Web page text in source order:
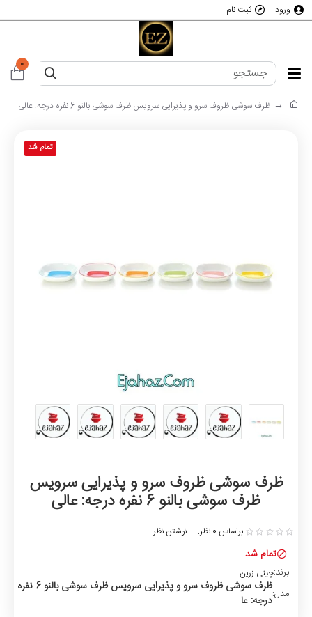
ورود ثبت نام
0
ظرف سوشی ظروف سرو و پذیرایی سرویس ظرف سوشی بالنو 6 نفره درجه: عالی
تمام شد
ظرف سوشی ظروف سرو و پذیرایی سرویس
ظرف سوشی بالنو 6 نفره درجه: عالی
تمام شد
برند:چینی زرین
مدل:
ظرف سوشی ظروف سرو و پذیرایی سرویس ظرف سوشی بالنو 6 نفره
درجه: عا
براساس 0 نظر. - نوشتن نظر